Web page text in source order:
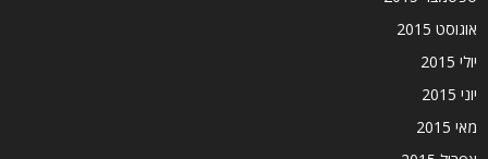
אוגוסט 2015
יולי 2015
יוני 2015
מאי 2015